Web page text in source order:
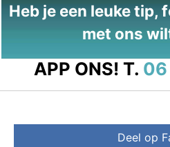
Heb je een leuke tip,
met ons
APP ONS! T. 06
Deel op